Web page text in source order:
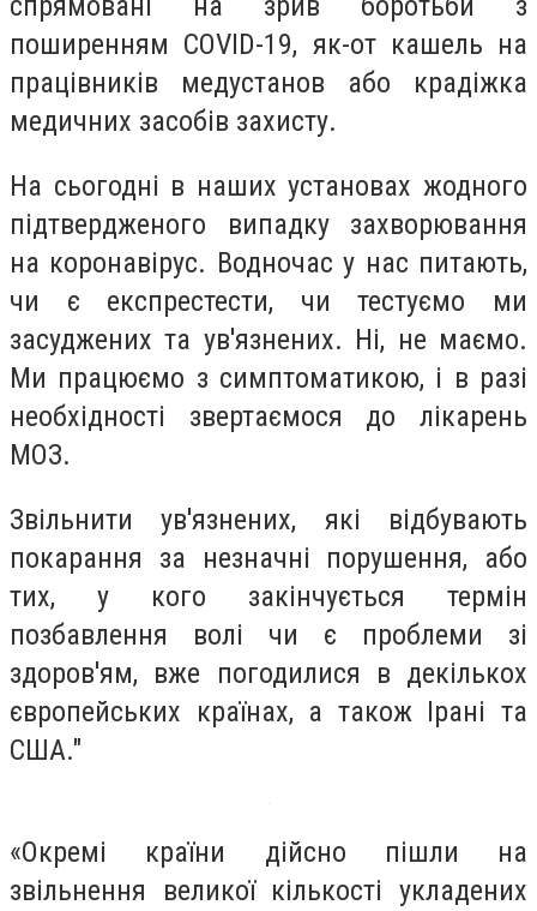
поширенням COVID-19, як-от кашель на
працівників медустанов або крадіжка
медичних засобів захисту.
На сьогодні в наших установах жодного
підтвердженого випадку захворювання
на коронавірус. Водночас у нас питають,
чи є експрестести, чи тестуємо ми
засуджених та ув'язнених. Ні, не маємо.
Ми працюємо з симптоматикою, і в разі
необхідності звертаємося до лікарень
МОЗ.
Звільнити ув'язнених, які відбувають
покарання за незначні порушення, або
тих, у кого закінчується термін
позбавлення волі чи є проблеми зі
здоров'ям, вже погодилися в декількох
європейських країнах, а також Ірані та
США."
«Окремі країни дійсно пішли на
звільнення великої кількості укладених